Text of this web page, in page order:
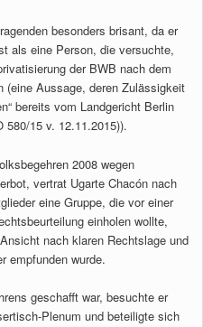
besonders brisant, da er
als eine Person, die versuchte,
der BWB nach dem
(eine Aussage, deren Zulässigkeit
bereits vom Landgericht Berlin
15 v. 12.11.2015)).
2008 wegen
vertrat Ugarte Chacón nach
eine Gruppe, die vor einer
einholen wollte,
nach klaren Rechtslage und
empfunden wurde.
geschafft war, besuchte er
Plenum und beteiligte sich